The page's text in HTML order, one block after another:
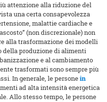
attenzione alla riduzione del
una certa consapevolezza
malattie cardiache e
(non discrezionale) non
alla trasformazione dei modelli
produzione di alimenti
e al cambiamento
trasformati sono sempre più
In generale, le personein
ad alta intensità energetica
Allo stesso tempo, le persone